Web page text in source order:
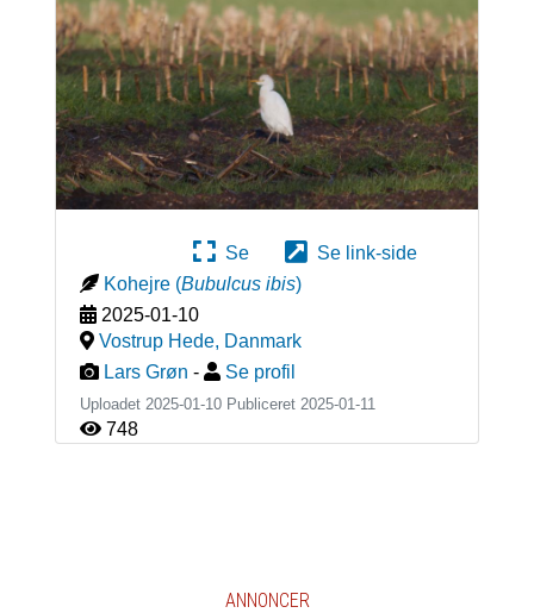
Se
Se link-side
Kohejre (Bubulcus ibis)
2025-01-10
Vostrup Hede, Danmark
Lars Grøn - Se profil
Uploadet 2025-01-10 Publiceret 2025-01-11
748
ANNONCER